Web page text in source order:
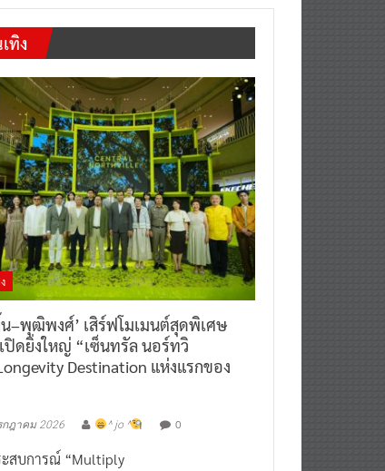
ทิง
น–พุฒิพงศ์’ เสิร์ฟโมเมนต์สุดพิเศษ
เปิดยิ่งใหญ่ “เซ็นทรัล นอร์ทวิ
Destination แห่งแรกของ
ะสบการณ์ “Multiply